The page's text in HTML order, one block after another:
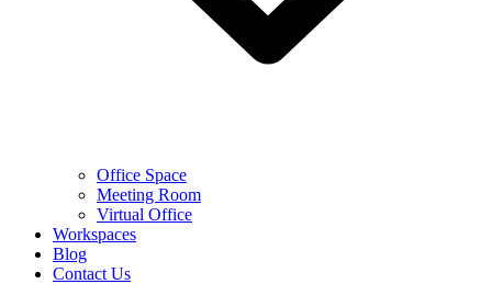
Office Space
Meeting Room
Virtual Office
Workspaces
Blog
Contact Us